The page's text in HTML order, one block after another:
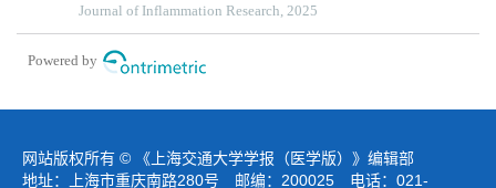
Journal of Inflammation Research, 2025
Powered by
网站版权所有 © 《上海交通大学学报（医学版）》编辑部
地址：上海市重庆南路280号 邮编：200025 电话：021-